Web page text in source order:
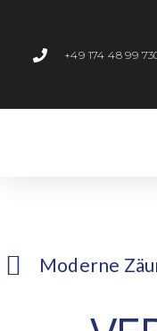
+49 174 48 99
Moderne